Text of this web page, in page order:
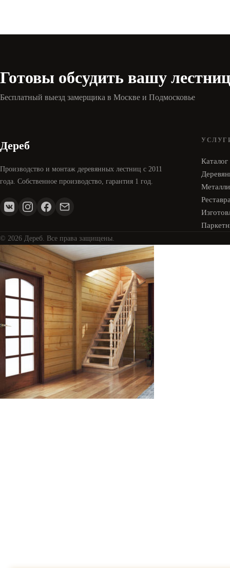
Готовы обсудить вашу
Бесплатный выезд замерщика в Москве и Подмосковье
Дереб
Производство и монтаж деревянных лестниц с 2011
года. Собственное производство, гарантия 1 год.
Каталог
© 2026 Дереб. Все права защищены.